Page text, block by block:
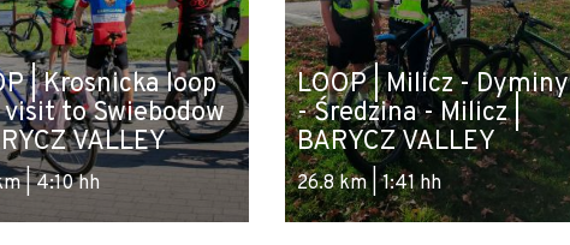
| Krosnicka loop
to Swiebodow
VALLEY
| 4:10 hh
LOOP | Milicz - Dyminy
- Średzina - Milicz |
BARYCZ VALLEY
26.8 km | 1:41 hh